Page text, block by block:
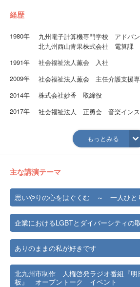
経歴
1980年
九州電子計算機専門学校 アドバ
北九州西山青果株式会社 電算課
1991年
社会福祉法人薫会 入社
2009年
社会福祉法人薫会 主任介護支援
2014年
株式会社妙香 取締役
2017年
社会福祉法人 正勇会 音楽インス
Esthetic Lymph Salon ROSE 自営
LGBTQ支援任意団体I'm me 代表
もっとみる
主な講演テーマ
思いやりの心をはぐくむ ～ 一人ひと
企業におけるLGBTとダイバーシティの
ありのままの私が好きです
北九州市制作 人権啓発ラジオ番組『明
板』 オープントーク イベント